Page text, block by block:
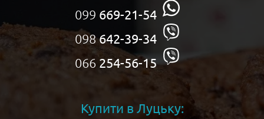
099 669-21-54
098642-39-34
066 254-56-15
Купити в Луцьку: